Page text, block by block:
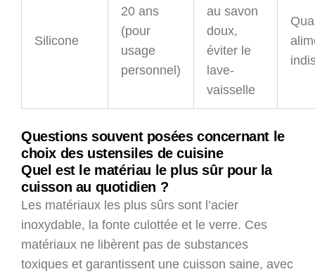
Silicone
20 ans
(pour
usage
personnel)
au savon
doux,
éviter le
lave-
vaisselle
Questions souvent posées concernant le
choix des ustensiles de cuisine
Quel est le matériau le plus sûr pour la
cuisson au quotidien ?
Les matériaux les plus sûrs sont l’acier
inoxydable, la fonte culottée et le verre. Ces
matériaux ne libèrent pas de substances
toxiques et garantissent une cuisson saine, avec